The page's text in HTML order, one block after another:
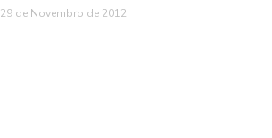
PARTIDO ADICADO Contra a Violencia de
29 de Novembro de 2012